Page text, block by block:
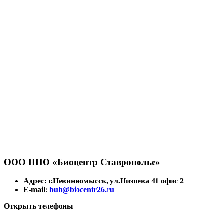
ООО НПО «Биоцентр Ставрополье»
Адрес: г.Невинномысск, ул.Низяева 41 офис 2
E-mail: buh@biocentr26.ru
Открыть телефоны